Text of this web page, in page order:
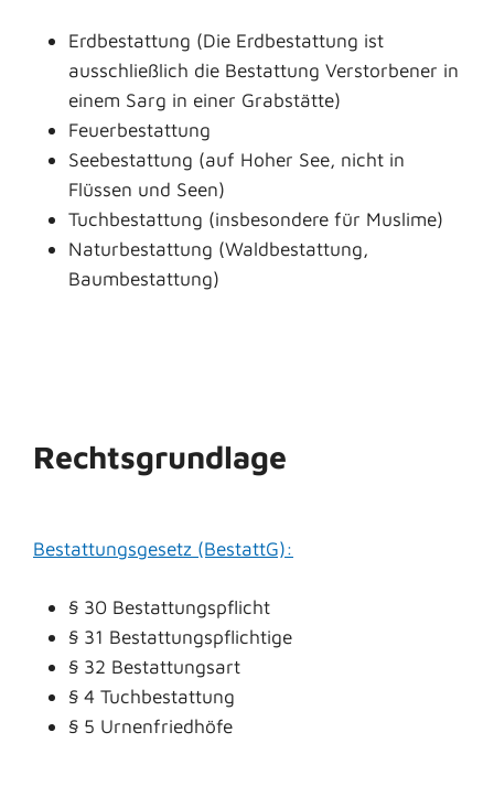
Erdbestattung (Die Erdbestattung ist
ausschließlich die Bestattung Verstorbener in
einem Sarg in einer Grabstätte)
Feuerbestattung
Seebestattung (auf Hoher See, nicht in
Flüssen und Seen)
Tuchbestattung (insbesondere für Muslime)
Naturbestattung (Waldbestattung,
Baumbestattung)
Rechtsgrundlage
Bestattungsgesetz (BestattG):
§ 30 Bestattungspflicht
§ 31 Bestattungspflichtige
§ 32 Bestattungsart
§ 4 Tuchbestattung
§ 5 Urnenfriedhöfe